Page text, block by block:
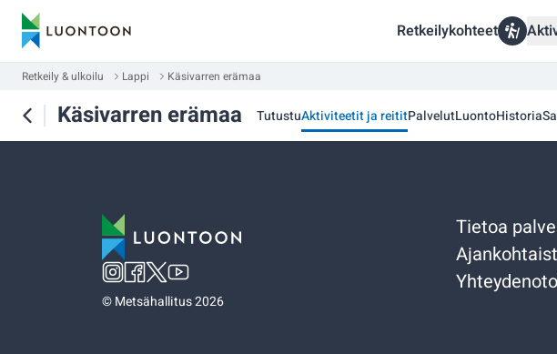
Retkeilykohteet
Retkeily & ulkoilu Lappi Käsivarren erämaa
Käsivarren erämaa TutustuAktiviteetit ja reititPalvelutLuontoHistoria
©Metsähallitus 2026
Tietoa